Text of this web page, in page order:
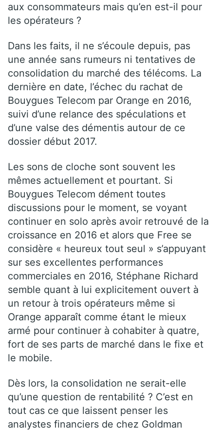
aux consommateurs mais qu’en est-il pour
les opérateurs ?
Dans les faits, il ne s’écoule depuis, pas
une année sans rumeurs ni tentatives de
consolidation du marché des télécoms. La
dernière en date, l’échec du rachat de
Bouygues Telecom par Orange en 2016,
suivi d’une relance des spéculations et
d’une valse des démentis autour de ce
dossier début 2017.
Les sons de cloche sont souvent les
mêmes actuellement et pourtant. Si
Bouygues Telecom dément toutes
discussions pour le moment, se voyant
continuer en solo après avoir retrouvé de la
croissance en 2016 et alors que Free se
considère « heureux tout seul » s’appuyant
sur ses excellentes performances
commerciales en 2016, Stéphane Richard
semble quant à lui explicitement ouvert à
un retour à trois opérateurs même si
Orange apparaît comme étant le mieux
armé pour continuer à cohabiter à quatre,
fort de ses parts de marché dans le fixe et
le mobile.
Dès lors, la consolidation ne serait-elle
qu’une question de rentabilité ? C’est en
tout cas ce que laissent penser les
analystes financiers de chez Goldman